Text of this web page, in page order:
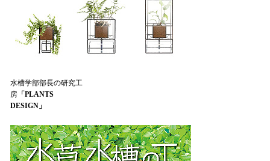
水槽学部部長の研究工
房「PLANTS
DESIGN」